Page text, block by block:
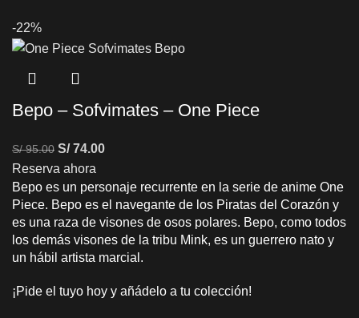
-22%
Bepo – Sofvimates – One Piece
S/95.00 S/74.00
Reserva ahora
Bepo es un personaje recurrente en la serie de anime One
Piece. Bepo es el navegante de los Piratas del Corazón y
es una raza de visones de osos polares. Bepo, como todos
los demás visones de la tribu Mink, es un guerrero nato y
un hábil artista marcial.
¡Pide el tuyo hoy y añádelo a tu colección!